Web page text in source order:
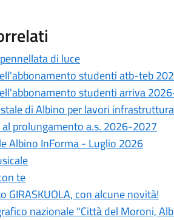
di luce
studenti atb-teb
studenti arriva
di Albino per lavori
prolungamento a.s. 2026-2027
Albino InForma - Luglio 2026
te
GIRASKUOLA, con alcune novità!
nazionale "Città del Moroni,